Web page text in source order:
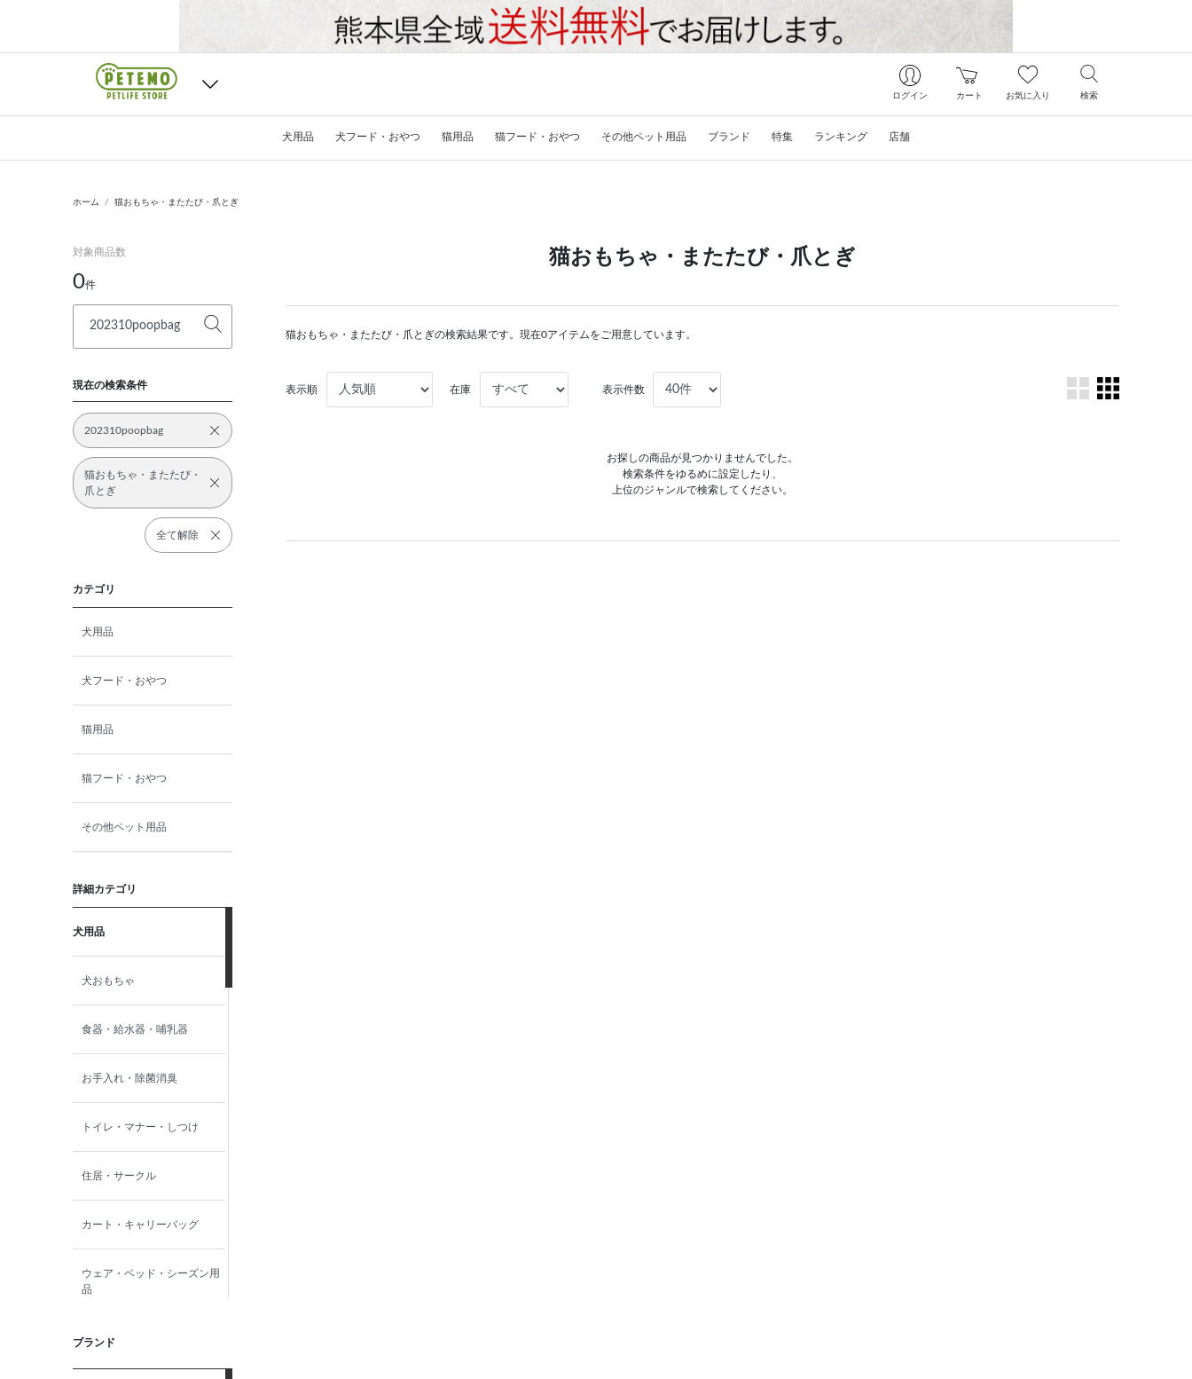
ログイン カート お気に入り 検索
犬用品 犬フード・おやつ 猫用品 猫フード・おやつ その他ペット用品 ブランド 特集 ランキング 店舗
ホーム 猫おもちゃ・またたび・爪とぎ
対象商品数
0件
現在の検索条件
202310poopbag
猫おもちゃ・またたび・
爪とぎ
全て解除
カテゴリ
犬用品
犬フード・おやつ
猫用品
猫フード・おやつ
その他ペット用品
詳細カテゴリ
犬用品
犬おもちゃ
食器・給水器・哺乳器
お手入れ・除菌消臭
トイレ・マナー・しつけ
住居・サークル
カート・キャリーバッグ
ウェア・ベッド・シーズン用
品
首輪・ハーネス(胴輪)・リー
ブランド
猫おもちゃ・またたび・爪とぎ
猫おもちゃ・またたび・爪とぎの検索結果です。現在0アイテムをご用意しています。
表示順 在庫 表示件数
お探しの商品が見つかりませんでした。
検索条件をゆるめに設定したり、
上位のジャンルで検索してください。